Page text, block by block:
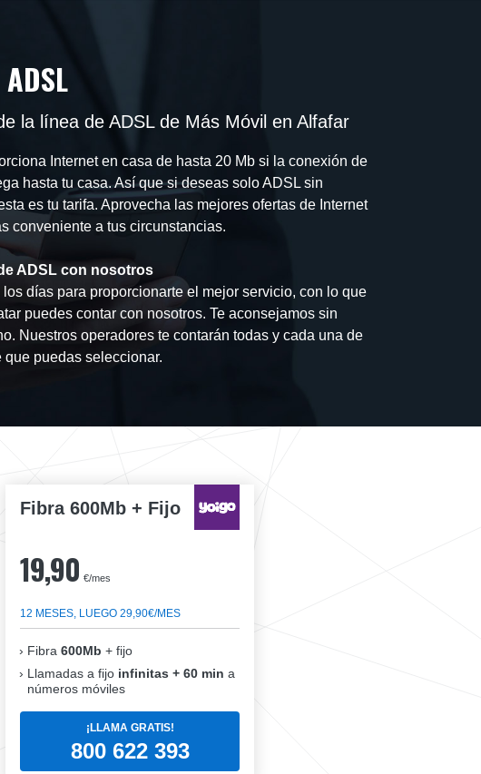
la línea de ADSL de Más Móvil en Alfafar
Internet en casa de hasta 20 Mb si la conexión de
hasta tu casa. Así que si deseas solo ADSL sin
es tu tarifa. Aprovecha las mejores ofertas de Internet
conveniente a tus circunstancias.
ADSL con nosotros
días para proporcionarte el mejor servicio, con lo que
puedes contar con nosotros. Te aconsejamos sin
Nuestros operadores te contarán todas y cada una de
que puedas seleccionar.
Fibra 600Mb + Fijo
19,90 €/mes
12 MESES, LUEGO 29,90€/MES
Fibra 600Mb + fijo
Llamadas a fijo infinitas + 60 min a
números móviles
¡LLAMA GRATIS!
800 622 393